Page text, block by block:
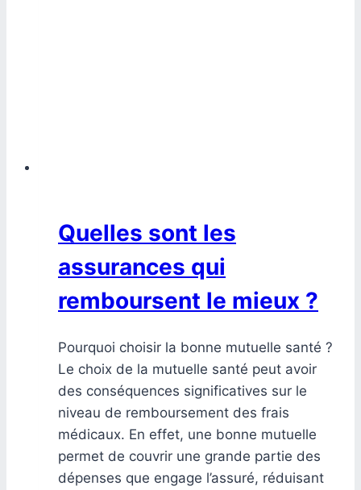
Quelles sont les
assurances qui
remboursent le mieux ?
Pourquoi choisir la bonne mutuelle santé ?
Le choix de la mutuelle santé peut avoir
des conséquences significatives sur le
niveau de remboursement des frais
médicaux. En effet, une bonne mutuelle
permet de couvrir une grande partie des
dépenses que engage l’assuré, réduisant